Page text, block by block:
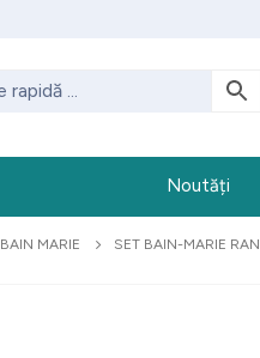
Noutăți
BAIN MARIE SET BAIN-MARIE